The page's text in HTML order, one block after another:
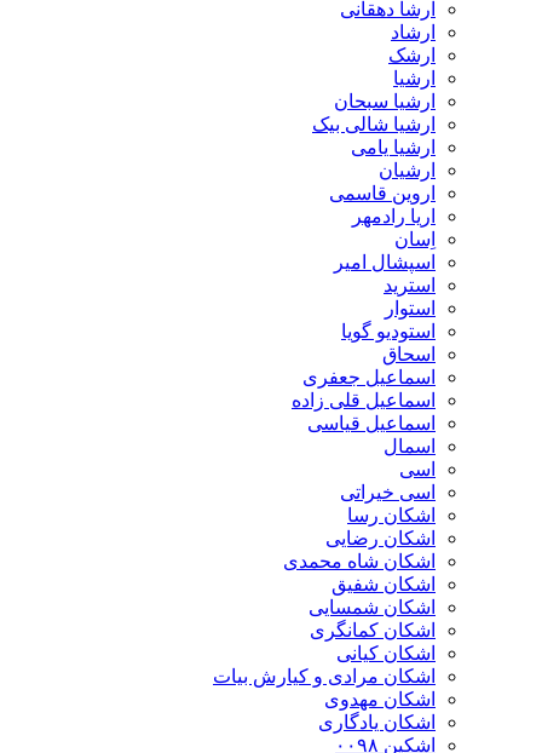
ارشا دهقانی
ارشاد
ارشک
ارشیا
ارشیا سبحان
ارشیا شالی بیک
ارشیا یامی
ارشیان
اروین قاسمی
اریا رادمهر
اِسان
اسپشال امیر
استرید
استوار
استودیو گویا
اسحاق
اسماعیل جعفری
اسماعیل قلی زاده
اسماعیل قیاسی
اسمال
اسی
اسی خیراتی
اشکان رسا
اشکان رضایی
اشکان شاه محمدی
اشکان شفیق
اشکان شمسایی
اشکان‌ کمانگری
اشکان کیانی
اشکان مرادی و کیارش بیات
اشکان مهدوی
اشکان یادگاری
اشکین ۰۰۹۸